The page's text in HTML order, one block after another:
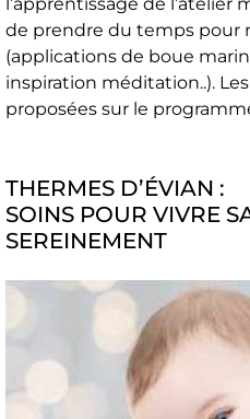
de prendre du temps pour
(applications de boue
inspiration méditation..).
proposées sur le
THERMES D’ÉVIAN :
SOINS POUR VIVRE
SEREINEMENT